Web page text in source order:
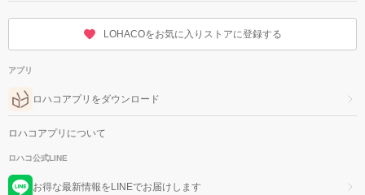
LOHACOをお気に入りストアに登録する
アプリ
ロハコアプリをダウンロード
ロハコアプリについて
ロハコ公式LINE
お得な最新情報をLINEでお届けします